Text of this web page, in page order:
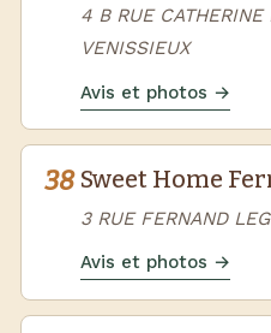
4 B RUE
VENISSIEUX
Avis et photos →
38 Sweet Home
3 RUE FERNAND
Avis et photos →